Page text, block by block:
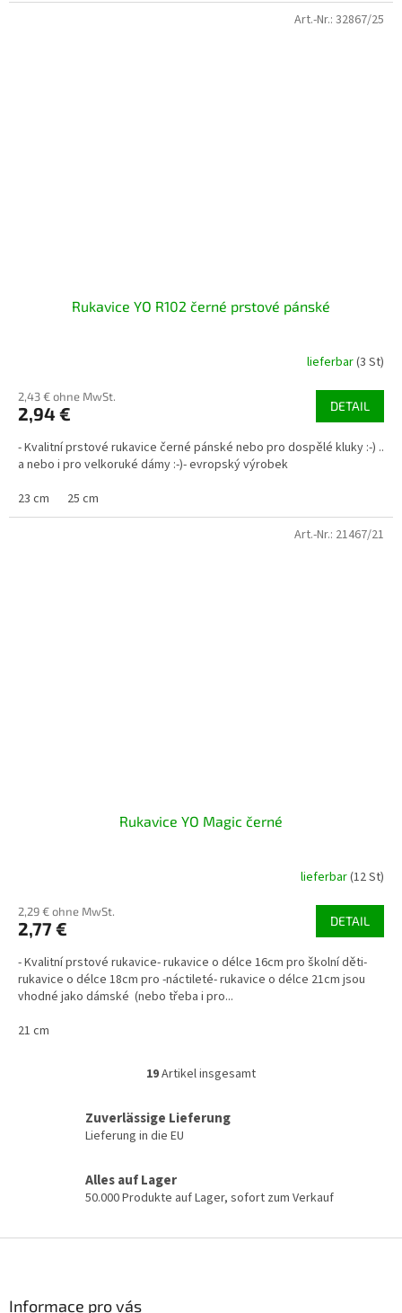
Rukavice YO R102 černé prstové pánské
lieferbar(3 St)
2,43 € ohne MwSt.
2,94 € DETAIL
- Kvalitní prstové rukavice černé pánské nebo pro dospělé kluky :-) ..
a nebo i pro velkoruké dámy :-)- evropský výrobek
23 cm
25 cm
Art.-Nr.: 32867/25
Rukavice YO Magic černé
lieferbar(12 St)
2,29 € ohne MwSt.
2,77 € DETAIL
- Kvalitní prstové rukavice- rukavice o délce 16cm pro školní děti-
rukavice o délce 18cm pro -náctileté- rukavice o délce 21cm jsou
vhodné jako dámské (nebo třeba i pro...
21 cm
Art.-Nr.: 21467/21
S
e
l
m
19Artikel insgesamt
Zuverlässige Lieferung
Lieferung in die EU
Alles auf Lager
50.000 Produkte auf Lager, sofort zum Verkauf
Informace pro vás